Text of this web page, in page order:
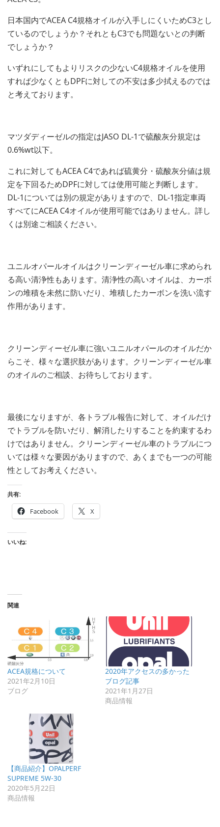
日本国内でACEA C4規格オイルが入手しにくいためC3とし
ているのでしょうか？それともC3でも問題ないとの判断
でしょうか？
いずれにしてもよりリスクの少ないC4規格オイルを使用
すれば少なくともDPFに対しての不安は多少拭えるのでは
と考えております。
マツダディーゼルの指定はJASO DL-1で硫酸灰分規定は
0.6%wt以下。
これに対してもACEA C4であれば硫黄分・硫酸灰分値は規
定を下回るためDPFに対しては使用可能と判断します。
DL-1については別の規定がありますので、DL-1指定車両
すべてにACEA C4オイルが使用可能ではありません。詳し
くは別途ご相談ください。
ユニルオパールオイルはクリーンディーゼル車に求められ
る高い清浄性もあります。清浄性の高いオイルは、カーボ
ンの堆積を未然に防いだり、堆積したカーボンを洗い流す
作用があります。
クリーンディーゼル車に強いユニルオパールのオイルだか
らこそ、様々な選択肢があります。クリーンディーゼル車
のオイルのご相談、お待ちしております。
最後になりますが、各トラブル報告に対して、オイルだけ
でトラブルを防いだり、解消したりすることを約束するわ
けではありません。クリーンディーゼル車のトラブルにつ
いては様々な要因がありますので、あくまでも一つの可能
性としてお考えください。
共有:
Facebook X
いいね:
関連
ACEA規格について
2021年2月10日
ブログ
2020年アクセスの多かった
ブログ記事
2021年1月27日
商品情報
【商品紹介】OPALPERF
SUPREME 5W-30
2020年5月22日
商品情報